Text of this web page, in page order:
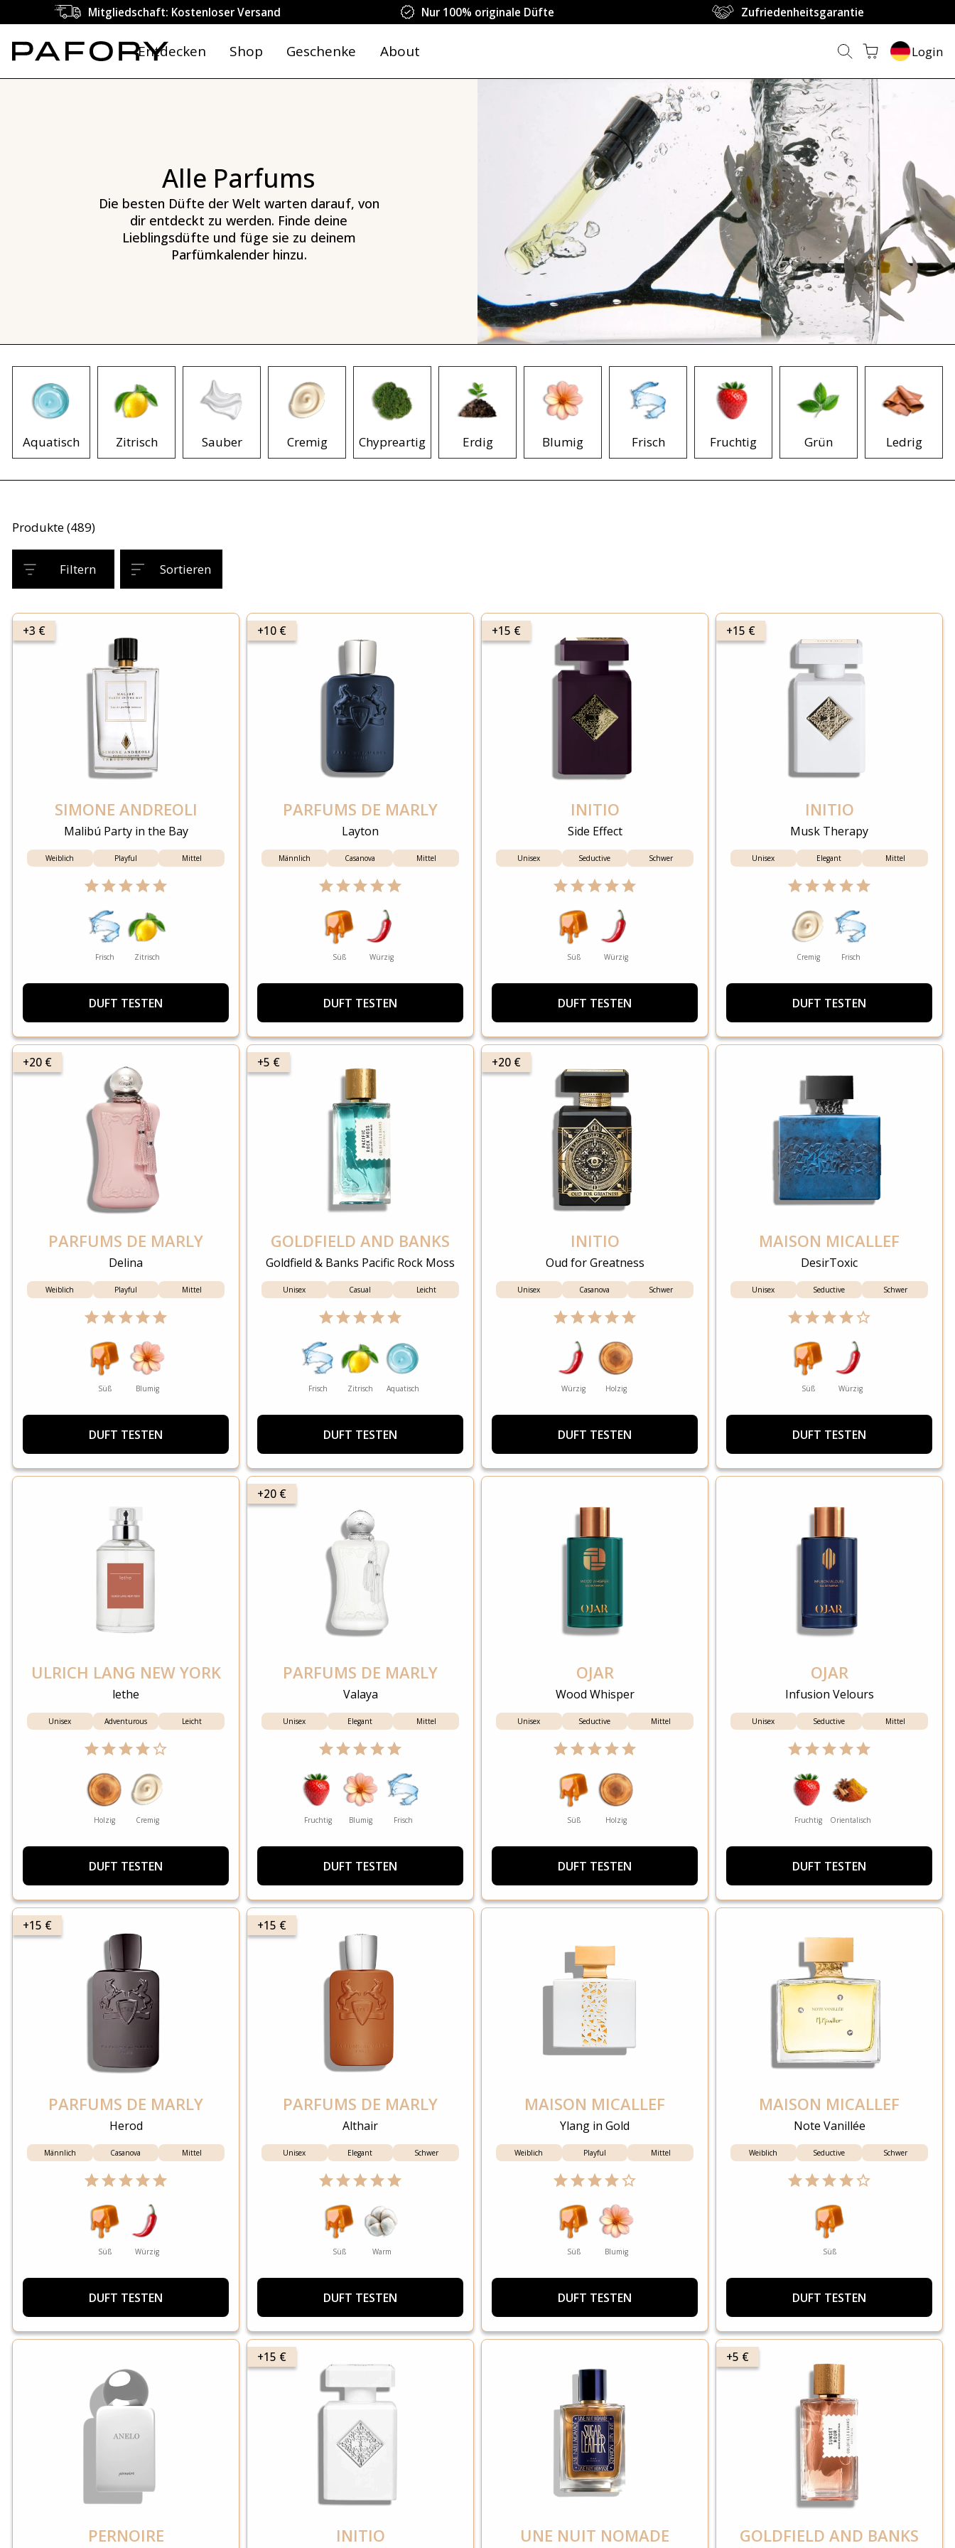
Mitgliedschaft: Kostenloser Versand Nur 100% originale Düfte Zufriedenheitsgarantie
Entdecken Shop Geschenke About Login
Alle Parfums
Die besten Düfte der Welt warten darauf, von
dir entdeckt zu werden. Finde deine
Lieblingsdüfte und füge sie zu deinem
Parfümkalender hinzu.
Aquatisch Zitrisch Sauber Cremig Chypreartig Erdig Blumig Frisch Fruchtig Grün Ledrig
Produkte (489)
Filtern Sortieren
+3 €
SIMONE ANDREOLI
Malibú Party in the Bay
Weiblich Playful Mittel
Frisch Zitrisch
DUFT TESTEN
+10 €
PARFUMS DE MARLY
Layton
Männlich Casanova Mittel
Süß Würzig
DUFT TESTEN
+15 €
INITIO
Side Effect
Unisex Seductive Schwer
Süß Würzig
DUFT TESTEN
+15 €
INITIO
Musk Therapy
Unisex Elegant Mittel
Cremig Frisch
DUFT TESTEN
+20 €
PARFUMS DE MARLY
Delina
Weiblich Playful Mittel
Süß Blumig
DUFT TESTEN
+5 €
GOLDFIELD AND BANKS
Goldfield & Banks Pacific Rock Moss
Unisex Casual Leicht
Frisch Zitrisch Aquatisch
DUFT TESTEN
+20 €
INITIO
Oud for Greatness
Unisex Casanova Schwer
Würzig Holzig
DUFT TESTEN
MAISON MICALLEF
DesirToxic
Unisex Seductive Schwer
Süß Würzig
DUFT TESTEN
ULRICH LANG NEW YORK
lethe
Unisex Adventurous Leicht
Holzig Cremig
DUFT TESTEN
+20 €
PARFUMS DE MARLY
Valaya
Unisex Elegant Mittel
Fruchtig Blumig Frisch
DUFT TESTEN
OJAR
Wood Whisper
Unisex Seductive Mittel
Süß Holzig
DUFT TESTEN
OJAR
Infusion Velours
Unisex Seductive Mittel
Fruchtig Orientalisch
DUFT TESTEN
+15 €
PARFUMS DE MARLY
Herod
Männlich Casanova Mittel
Süß Würzig
DUFT TESTEN
+15 €
PARFUMS DE MARLY
Althair
Unisex Elegant Schwer
Süß Warm
DUFT TESTEN
MAISON MICALLEF
Ylang in Gold
Weiblich Playful Mittel
Süß Blumig
DUFT TESTEN
MAISON MICALLEF
Note Vanillée
Weiblich Seductive Schwer
Süß
DUFT TESTEN
PERNOIRE
+15 €
INITIO UNE NUIT NOMADE
+5 €
GOLDFIELD AND BANKS
Luxus-Parfum - Luxus-Düfte - PAFORY ❤️